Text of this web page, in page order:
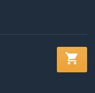
shopping_cart